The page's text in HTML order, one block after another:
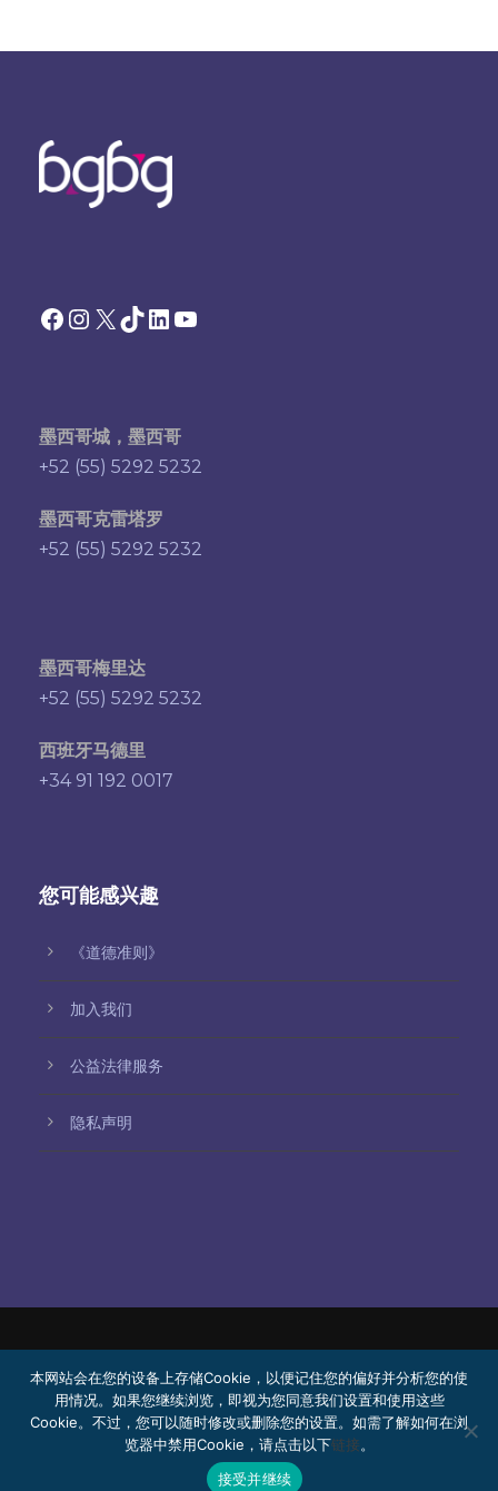
Facebook Instagram X TikTok 领英YouTube
墨西哥城，墨西哥
+52 (55) 5292 5232
墨西哥克雷塔罗
+52 (55) 5292 5232
墨西哥梅里达
+52 (55) 5292 5232
西班牙马德里
+34 91 192 0017
您可能感兴趣
《道德准则》
加入我们
公益法律服务
隐私声明
S.C.
内容由机器翻译生成。翻译准确性可能因语言而异。
公益法律服务
加入我们 Webmail
本网站会在您的设备上存储Cookie，以便记住您的偏好并分析您的使
用情况。如果您继续浏览，即视为您同意我们设置和使用这些
Cookie。不过，您可以随时修改或删除您的设置。如需了解如何在浏
览器中禁用Cookie，请点击以下链接。
接受并继续